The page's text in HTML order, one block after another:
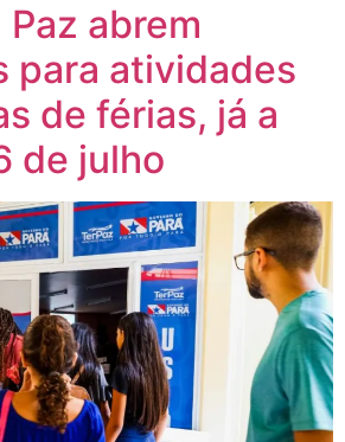
abrem
para atividades
de férias, já a
de julho